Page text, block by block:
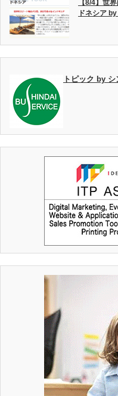
【8/4】世
ドネシア
トピック by